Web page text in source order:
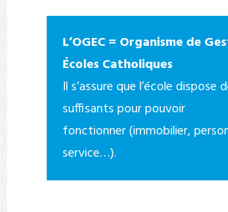
L’OGEC = Organisme de
Écoles Catholiques
Il s’assure que l’école dispose
suffisants pour pouvoir
fonctionner (immobilier,
service…).